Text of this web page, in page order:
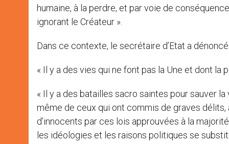
humaine, à la perdre, et par voie de
ignorant le Créateur ».
Dans ce contexte, le secrétaire d’Etat a
« Il y a des vies qui ne font pas la Une et dont la
« Il y a des batailles sacro saintes pour sauver
même de ceux qui ont commis de graves délits,
d’innocents par ces lois approuvées à la
les idéologies et les raisons politiques se